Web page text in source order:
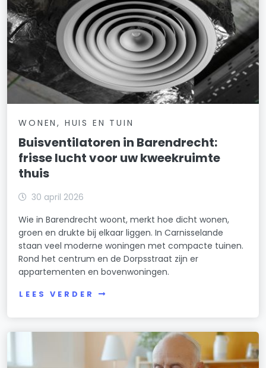
WONEN, HUIS EN TUIN
Buisventilatoren in Barendrecht:
frisse lucht voor uw kweekruimte
thuis
30 april 2026
Wie in Barendrecht woont, merkt hoe dicht wonen,
groen en drukte bij elkaar liggen. In Carnisselande
staan veel moderne woningen met compacte tuinen.
Rond het centrum en de Dorpsstraat zijn er
appartementen en bovenwoningen.
LEES VERDER